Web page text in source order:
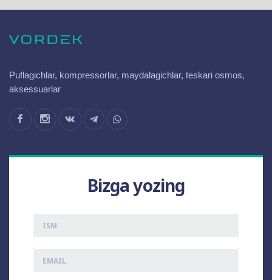
Puflagichlar, kompressorlar, maydalagichlar, teskari osmos,
aksessuarlar
Bizga yozing